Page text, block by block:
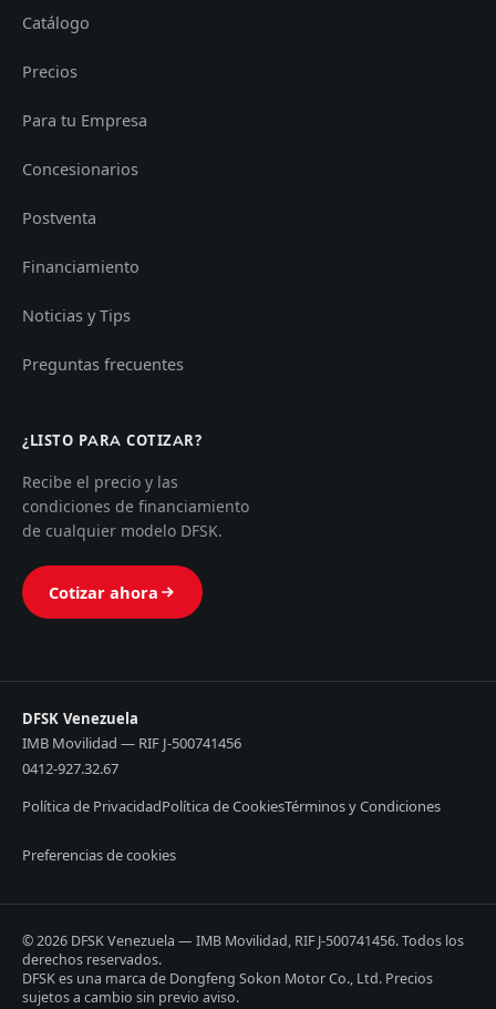
Catálogo
Precios
Para tu Empresa
Concesionarios
Postventa
Financiamiento
Noticias y Tips
Preguntas frecuentes
¿LISTO PARA COTIZAR?
Recibe el precio y las
condiciones de financiamiento
de cualquier modelo DFSK.
Cotizar ahora
DFSK Venezuela
IMB Movilidad — RIF J-500741456
0412-927.32.67
Política de PrivacidadPolítica de CookiesTérminos y Condiciones
Preferencias de cookies
© 2026 DFSK Venezuela — IMB Movilidad, RIF J-500741456. Todos los
derechos reservados.
DFSK es una marca de Dongfeng Sokon Motor Co., Ltd. Precios
sujetos a cambio sin previo aviso.